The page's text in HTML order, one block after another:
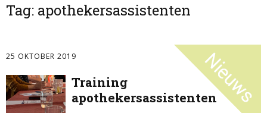
Tag: apothekersassistenten
25 OKTOBER 2019
Training
apothekersassistenten